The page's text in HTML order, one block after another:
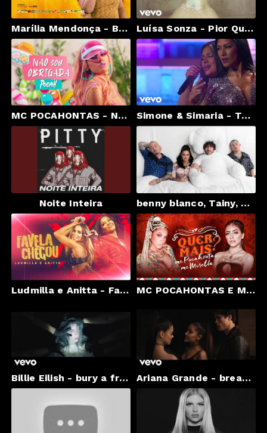
Marília Mendonça - BEBAÇA feat. Maiara e Maraisa Luísa Sonza - Pior Que Possa Imaginar
MC POCAHONTAS - NÃO SOU OBRIGADA (CLIPE OFICIAL) Simone & Simaria - Te Conheço Só De Olhar Na Sua Cara (Ao Vivo)
Noite Inteira benny blanco, Tainy, Selena Gomez, J Balvin - I Can't Get Enough (Official Audio)
Ludmilla e Anitta - Favela Chegou - DVD Hello Mundo (Ao Vivo) MC POCAHONTAS E MC MIRELLA - QUER MAIS? (CLIPE OFICIAL)
Billie Eilish - bury a friend Ariana Grande - break up with your girlfriend, i'm bored